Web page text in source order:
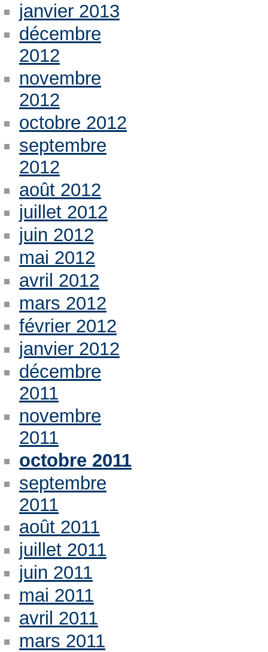
janvier 2013
décembre
2012
novembre
2012
octobre 2012
septembre
2012
août 2012
juillet 2012
juin 2012
mai 2012
avril 2012
mars 2012
février 2012
janvier 2012
décembre
2011
novembre
2011
octobre 2011
septembre
2011
août 2011
juillet 2011
juin 2011
mai 2011
avril 2011
mars 2011